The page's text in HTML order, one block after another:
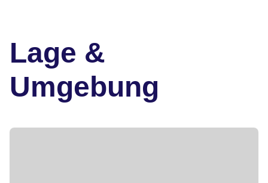
Lage &
Umgebung